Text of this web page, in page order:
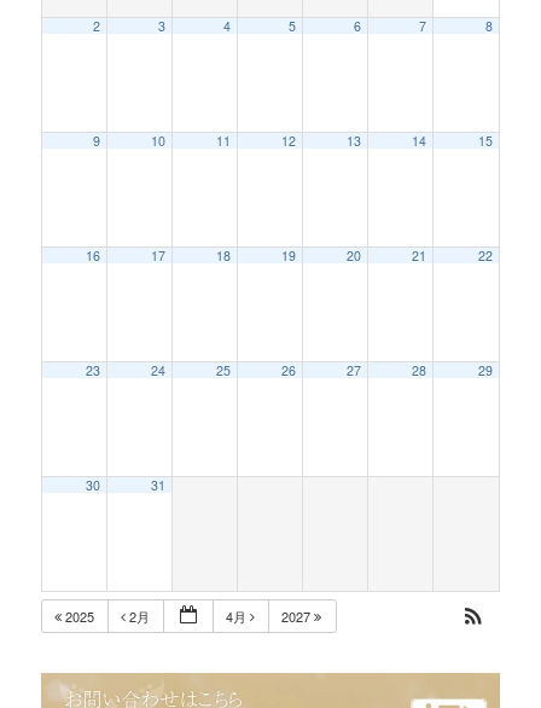
2 3 4 5 6 7 8
9 10 11 12 13 14 15
16 17 18 19 20 21 22
23 24 25 26 27 28 29
30 31
2025 2月 4月 2027